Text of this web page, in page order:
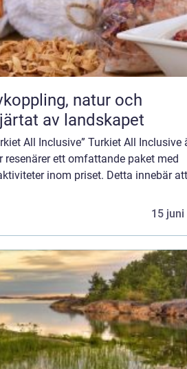
av landskapet
All Inclusive” Turkiet All Inclusive
ett omfattande paket med
inom priset. Detta innebär att
15 juni